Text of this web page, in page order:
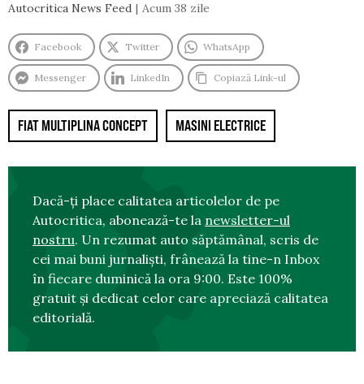
Autocritica News Feed Acum 38 zile
Facebook Twitter WhatsApp
Messenger LinkedIn Copiază Link-ul
FIAT MULTIPLINA CONCEPT MASINI ELECTRICE
Dacă-ți place calitatea articolelor de pe
Autocritica, abonează-te la newsletter-ul
nostru. Un rezumat auto săptămânal, scris de
cei mai buni jurnaliști, frânează la tine-n Inbox
în fiecare duminică la ora 9:00. Este 100%
gratuit și dedicat celor care apreciază calitatea
editorială.